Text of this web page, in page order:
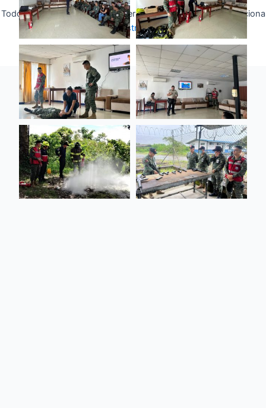
Todos los derechos © 2026 Fuerza Aérea Ecuatoriana | Funciona
gracias a
Tema Astra para WordPress